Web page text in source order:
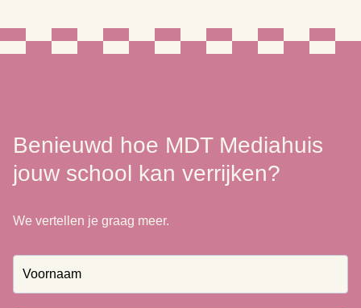
Benieuwd hoe MDT Mediahuis
jouw school kan verrijken?
We vertellen je graag meer.
Voornaam